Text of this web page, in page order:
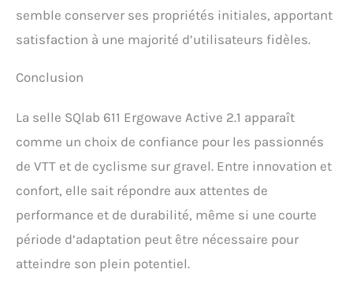
semble conserver ses propriétés initiales, apportant
satisfaction à une majorité d’utilisateurs fidèles.
Conclusion
La selle SQlab 611 Ergowave Active 2.1 apparaît
comme un choix de confiance pour les passionnés
de VTT et de cyclisme sur gravel. Entre innovation et
confort, elle sait répondre aux attentes de
performance et de durabilité, même si une courte
période d’adaptation peut être nécessaire pour
atteindre son plein potentiel.